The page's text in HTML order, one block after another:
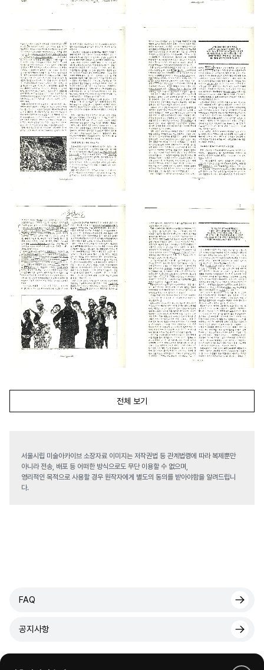
전체 보기
서울시립 미술아카이브 소장자료 이미지는 저작권법 등 관계법령에 따라 복제뿐만
아니라 전송, 배포 등 어떠한 방식으로도 무단 이용할 수 없으며,
영리적인 목적으로 사용할 경우 원작자에게 별도의 동의를 받아야함을 알려드립니
다.
FAQ
공지사항